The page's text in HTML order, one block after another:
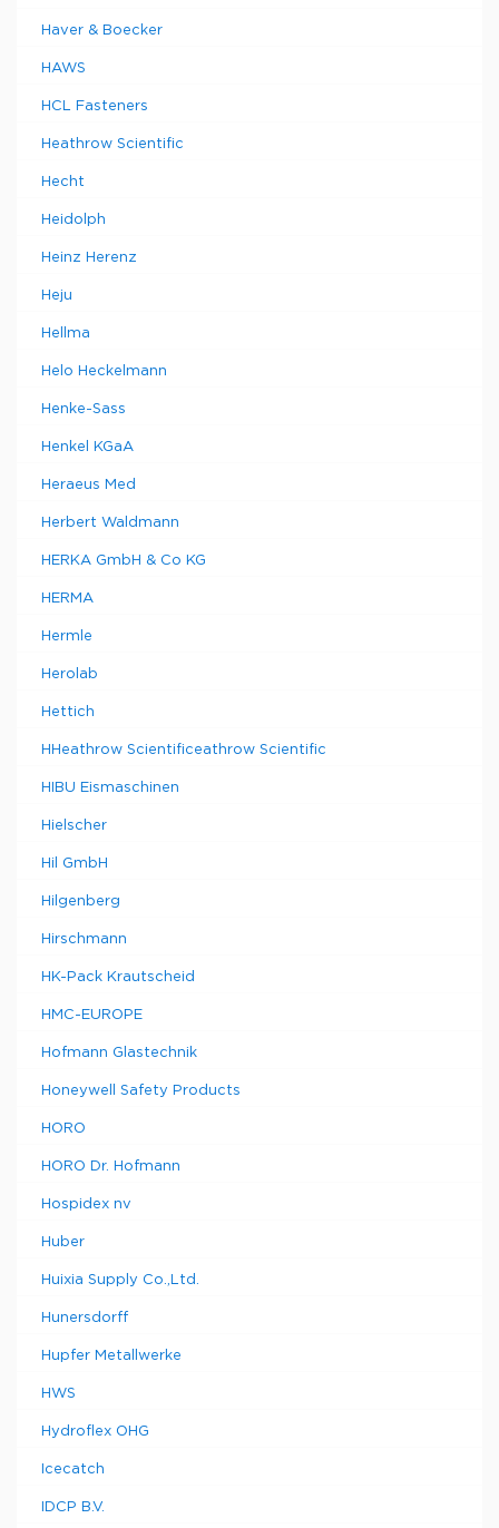
Haver & Boecker
HAWS
HCL Fasteners
Heathrow Scientific
Hecht
Heidolph
Heinz Herenz
Heju
Hellma
Helo Heckelmann
Henke-Sass
Henkel KGaA
Heraeus Med
Herbert Waldmann
HERKA GmbH & Co KG
HERMA
Hermle
Herolab
Hettich
HHeathrow Scientificeathrow Scientific
HIBU Eismaschinen
Hielscher
Hil GmbH
Hilgenberg
Hirschmann
HK-Pack Krautscheid
HMC-EUROPE
Hofmann Glastechnik
Honeywell Safety Products
HORO
HORO Dr. Hofmann
Hospidex nv
Huber
Huixia Supply Co.,Ltd.
Hunersdorff
Hupfer Metallwerke
HWS
Hydroflex OHG
Icecatch
IDCP B.V.